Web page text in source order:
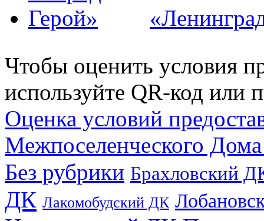
Чтобы оценить условия
используйте QR-код или
Оценка условий
Межпоселенческого
Без рубрики Брахловский
ДК Лакомобудский ДК